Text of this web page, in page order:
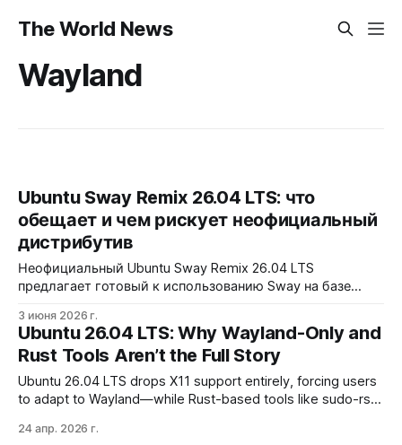
The World News
Wayland
Ubuntu Sway Remix 26.04 LTS: что
обещает и чем рискует неофициальный
дистрибутив
Неофициальный Ubuntu Sway Remix 26.04 LTS
предлагает готовый к использованию Sway на базе
поддержка проекта может завершиться уже в ноябре
2026 года, и пользователям стоит готовиться к
миграции.
3 июня 2026 г.
Ubuntu 26.04 LTS: Why Wayland-Only and
Rust Tools Aren’t the Full Story
Ubuntu 26.04 LTS drops X11 support entirely, forcing users
to adapt to Wayland—while Rust-based tools like sudo-rs
TPM encryption and ARM64 support arrive, but hidden
24 апр. 2026 г.